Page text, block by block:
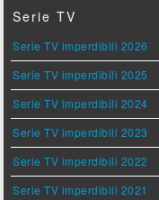
Serie TV
Serie TV imperdibili 2026
Serie TV imperdibili 2025
Serie TV imperdibili 2024
Serie TV imperdibili 2023
Serie TV imperdibili 2022
Serie TV imperdibili 2021